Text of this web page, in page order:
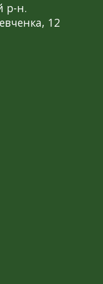
р-н.
12